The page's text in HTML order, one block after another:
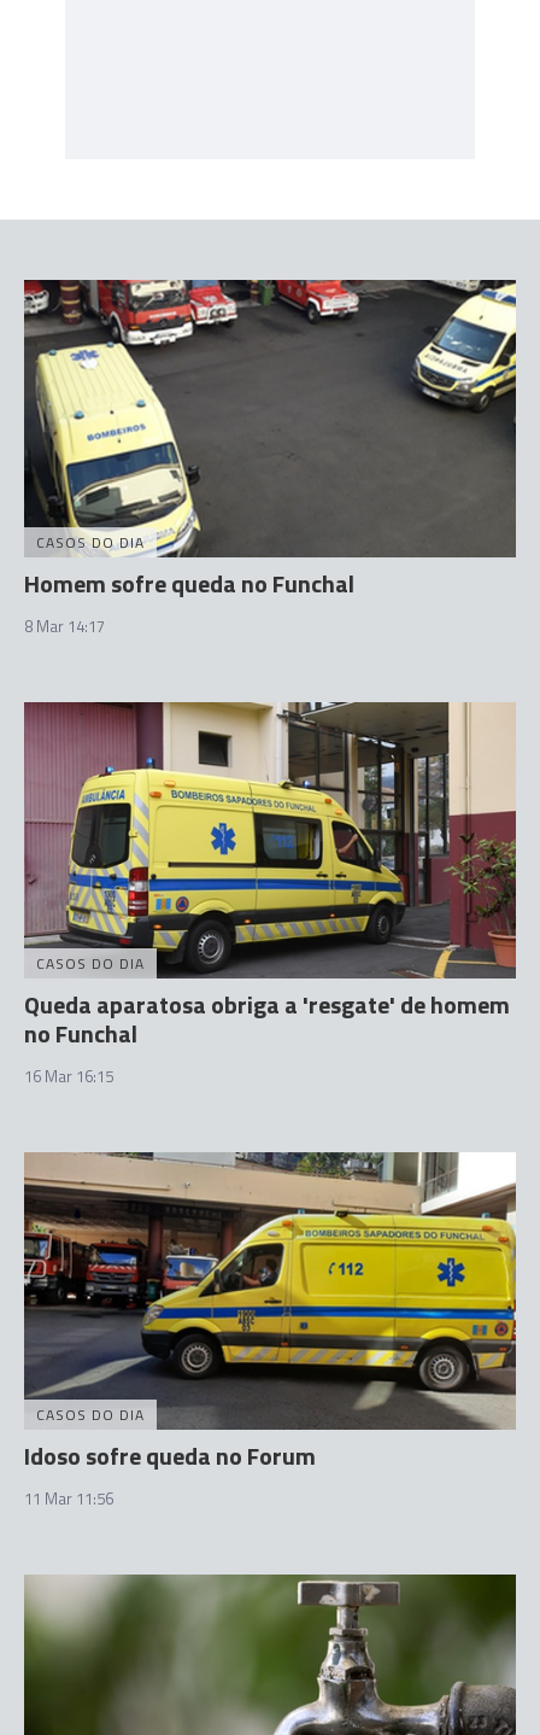
CASOS DO DIA
Homem sofre queda no Funchal
8 Mar 14:17
CASOS DO DIA
Queda aparatosa obriga a 'resgate' de homem
no Funchal
16 Mar 16:15
CASOS DO DIA
Idoso sofre queda no Forum
11 Mar 11:56